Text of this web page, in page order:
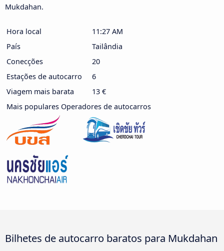
Mukdahan.
Hora local
11:27 AM
País
Tailândia
Conecções
20
Estações de autocarro
6
Viagem mais barata
13 €
Mais populares Operadores de autocarros
Bilhetes de autocarro baratos para Mukdahan